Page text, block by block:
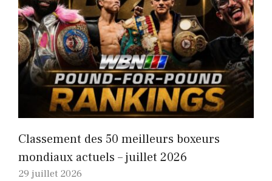
Classement des 50 meilleurs boxeurs
mondiaux actuels – juillet 2026
29 juillet 2026